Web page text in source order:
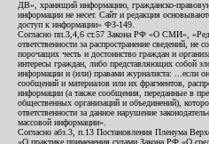
ДВ», хранящий информацию, гражданско-правовую
информации не несет. Сайт и редакция
доступ к информации» ФЗ-149.
Согласно пп.3,4,6 ст.57 Закона РФ «О СМИ»,
ответственности за распространение сведений, не
порочащих честь и достоинство граждан и
интересы граждан, либо представляющих собой
информации и (или) правами журналиста: ...если
сообщений и материалов или их фрагментов,
информации (а также сообщения, переданные в
общественных организаций и объединений),
ответственности за данное нарушение
массовой информации».
Согласно абз.3, п.13 Постановления Пленума
«О практике применения судами Закона РФ «О